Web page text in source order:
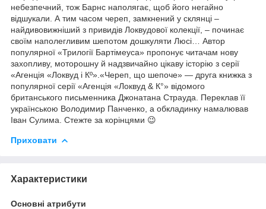
небезпечний, тож Барнс наполягає, щоб його негайно
відшукали. А тим часом череп, замкнений у склянці –
найдивовижніший з привидів Локвудової колекції, – починає
своїм наполегливим шепотом дошкуляти Люсі… Автор
популярної «Трилогії Бартімеуса» пропонує читачам нову
захопливу, моторошну й надзвичайно цікаву історію з серії
«Агенція «Локвуд і Кº».«Череп, що шепоче» — друга книжка з
популярної серії «Агенція «Локвуд & К°» відомого
британського письменника Джонатана Страуда. Переклав її
українською Володимир Панченко, а обкладинку намалював
Іван Сулима. Стежте за корінцями 😉
Приховати
Характеристики
Основні атрибути